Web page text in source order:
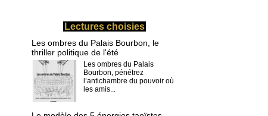
Lectures choisies
Les ombres du Palais Bourbon, le
thriller politique de l'été
Les ombres du Palais
Bourbon, pénétrez
l’antichambre du pouvoir où
les amis...